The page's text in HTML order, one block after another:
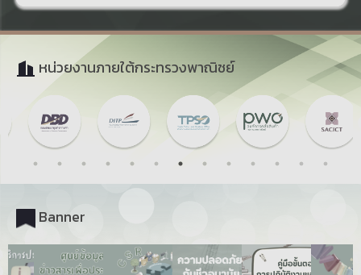
หน่วยงานภายใต้กระทรวงพาณิชย์
Banner